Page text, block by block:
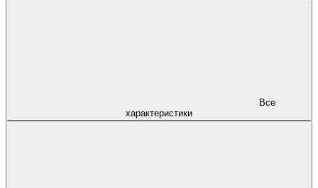
характеристики